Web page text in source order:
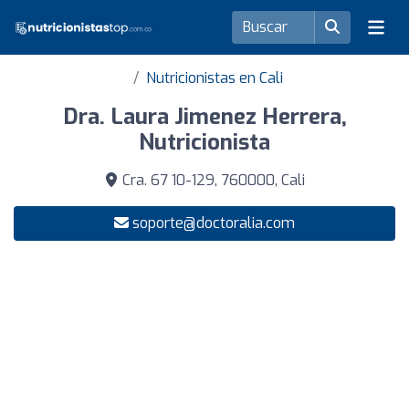
Nutricionistas en Cali
Dra. Laura Jimenez Herrera,
Nutricionista
Cra. 67 10-129, 760000, Cali
soporte@doctoralia.com